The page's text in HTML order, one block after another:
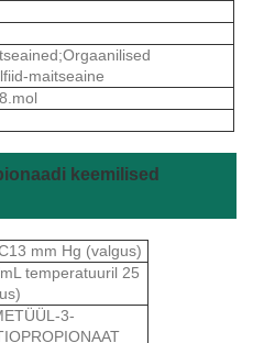
maitseaine
keemilised
mm Hg (valgus)
temperatuuril 25
3-